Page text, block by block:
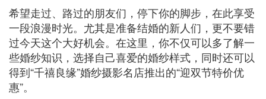
希望走过、路过的朋友们，停下你的脚步，在此享受
一段浪漫时光。尤其是准备结婚的新人们，更不要错
过今天这个大好机会。在这里，你不仅可以多了解一
些婚纱知识，选择自己喜爱的婚纱样式，同时还可以
得到“千禧良缘”婚纱摄影名店推出的“迎双节特价优
惠”。